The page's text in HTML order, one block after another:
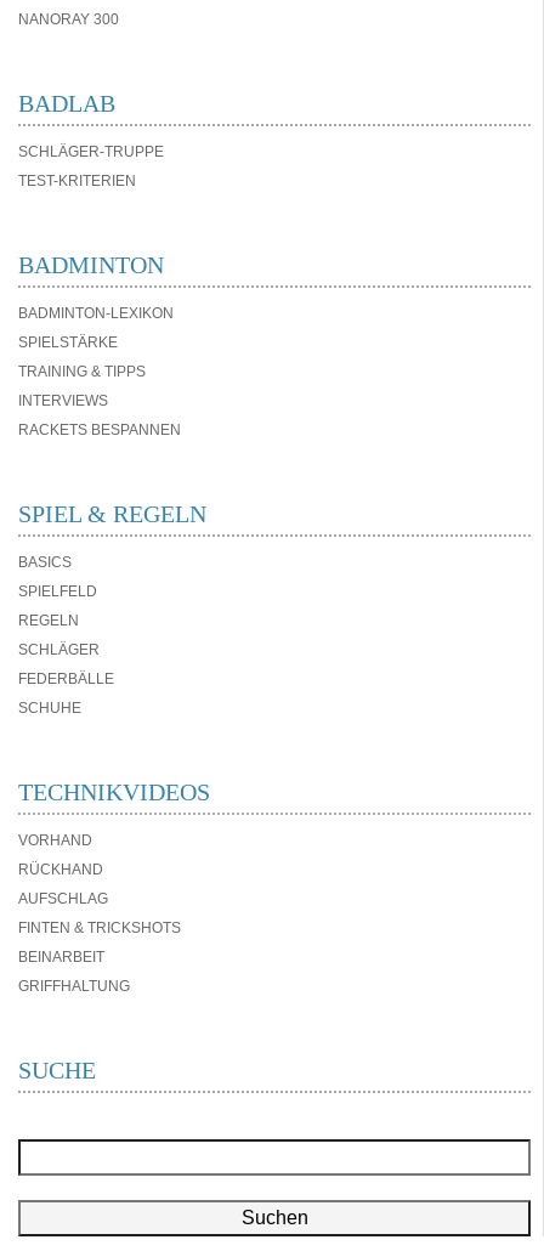
NANORAY 300
BADLAB
SCHLÄGER-TRUPPE
TEST-KRITERIEN
BADMINTON
BADMINTON-LEXIKON
SPIELSTÄRKE
TRAINING & TIPPS
INTERVIEWS
RACKETS BESPANNEN
SPIEL & REGELN
BASICS
SPIELFELD
REGELN
SCHLÄGER
FEDERBÄLLE
SCHUHE
TECHNIKVIDEOS
VORHAND
RÜCKHAND
AUFSCHLAG
FINTEN & TRICKSHOTS
BEINARBEIT
GRIFFHALTUNG
SUCHE
Suchen